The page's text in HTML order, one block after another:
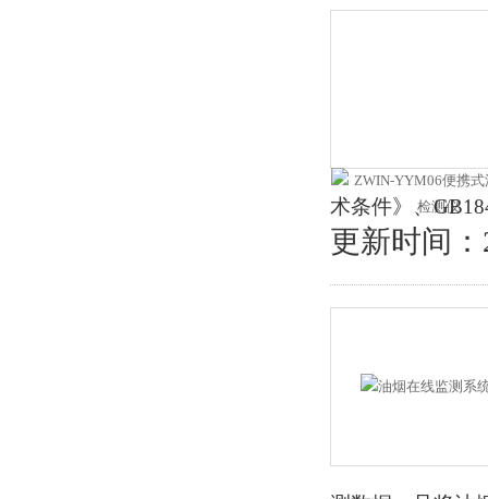
术条件》、
更新时间：